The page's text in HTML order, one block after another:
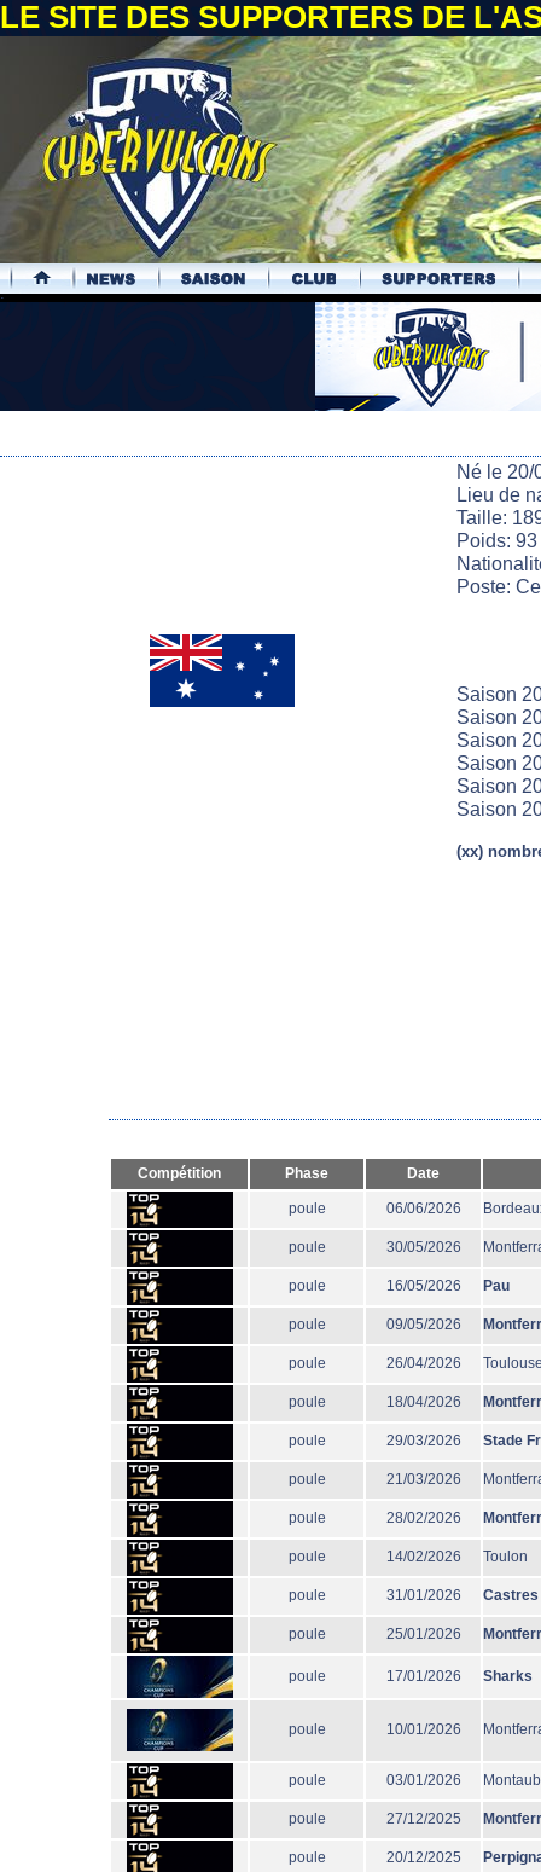
LE SITE DES SUPPORTERS DE
.
Né le 20/
Lieu de
Taille:
Poids:
Poste:
Saison
Saison
Saison
Saison
Saison
Saison
(xx)
Compétition Phase Date
poule 06/06/2026
poule 30/05/2026
poule 16/05/2026 Pau
poule 09/05/2026
poule 26/04/2026
poule 18/04/2026
poule 29/03/2026 Stade
poule 21/03/2026
poule 28/02/2026
poule 14/02/2026 Toulon
poule 31/01/2026 Castres
poule 25/01/2026
poule 17/01/2026 Sharks
poule 10/01/2026
poule 03/01/2026
poule 27/12/2025
poule 20/12/2025